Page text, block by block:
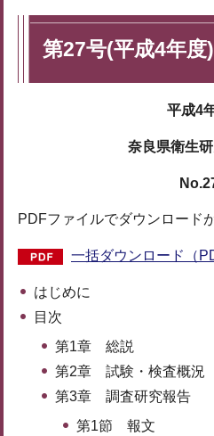
第27号(平成4年度)
平成4
奈良県衛生
PDFファイルでダウンロード
一括ダウンロード（
はじめに
目次
第1章 総説
第2章 試験・検査概況
第3章 調査研究報告
第1節 報文